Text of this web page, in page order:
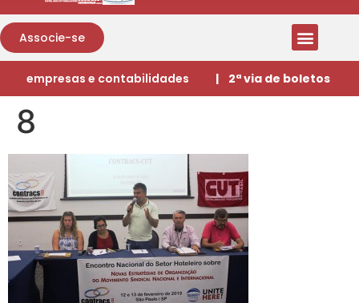
Associe-se
empresas e contabilidades | 2ª via de boletos
8